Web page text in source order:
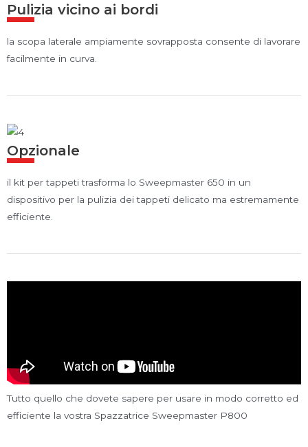
Pulizia vicino ai bordi
la scopa laterale ampiamente sovrapposta consente di lavorare
facilmente in curva.
Opzionale
il kit per tappeti trasforma lo Sweepmaster 650 in un
dispositivo per la pulizia dei tappeti delicato ma estremamente
efficiente.
Tutto quello che dovete sapere per usare in modo corretto ed
efficiente la vostra Spazzatrice Sweepmaster P800